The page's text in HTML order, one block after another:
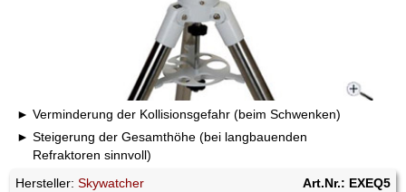
Verminderung der Kollisionsgefahr (beim Schwenken)
Steigerung der Gesamthöhe (bei langbauenden
Refraktoren sinnvoll)
Hersteller:Skywatcher Art.Nr.: EXEQ5